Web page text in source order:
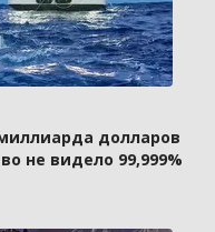
долларов
не видело 99,999%